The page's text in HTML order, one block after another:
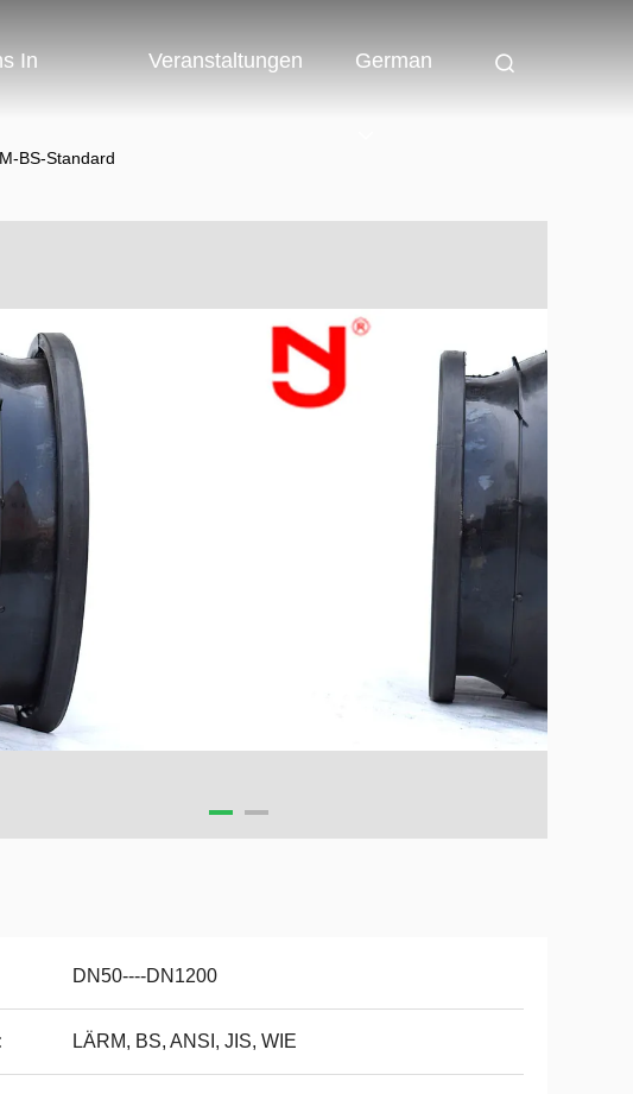
In Veranstaltungen German
BS-Standard
DN50----DN1200
LÄRM, BS, ANSI, JIS, WIE